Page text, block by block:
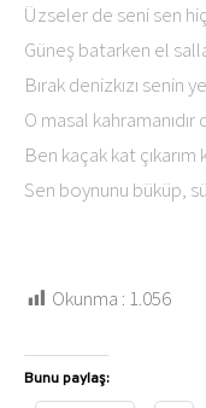
Üzseler de seni sen
Güneş batarken el
Bırak denizkızı senin
O masal
Ben kaçak kat
Sen boynunu büküp,
Okunma : 1.056
Bunu paylaş: